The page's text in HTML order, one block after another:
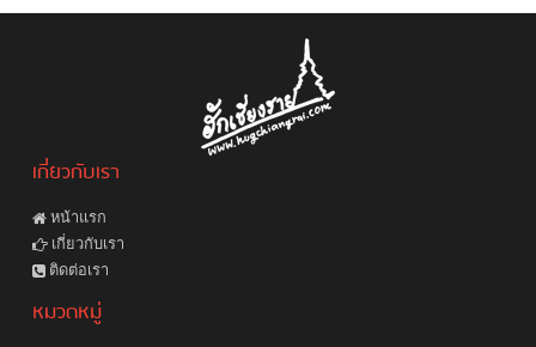
เกี่ยวกับเรา
หน้าแรก
เกี่ยวกับเรา
ติดต่อเรา
หมวดหมู่